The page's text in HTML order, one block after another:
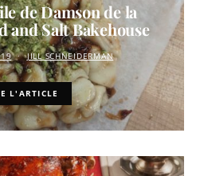
de Damson de la
and Salt Bakehouse
JILL SCHNEIDERMAN
L'ARTICLE